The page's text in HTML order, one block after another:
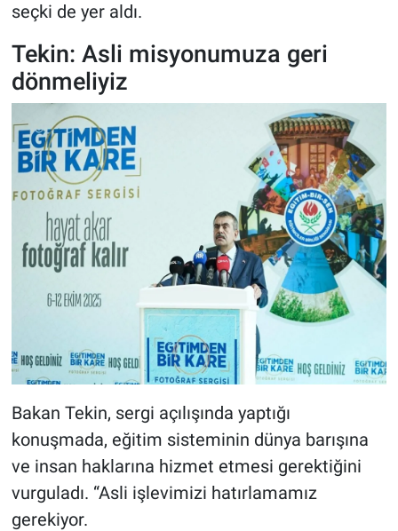
seçki de yer aldı.
Tekin: Asli misyonumuza geri
dönmeliyiz
Bakan Tekin, sergi açılışında yaptığı
konuşmada, eğitim sisteminin dünya barışına
ve insan haklarına hizmet etmesi gerektiğini
vurguladı. “Asli işlevimizi hatırlamamız
gerekiyor.